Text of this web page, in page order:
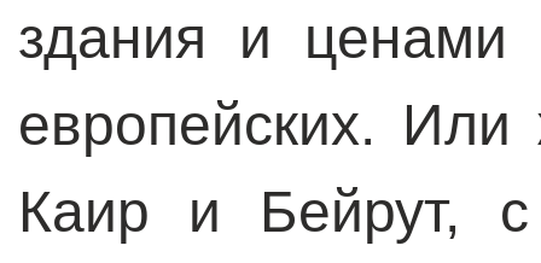
здания и
европейских.
Каир и Бейрут, с